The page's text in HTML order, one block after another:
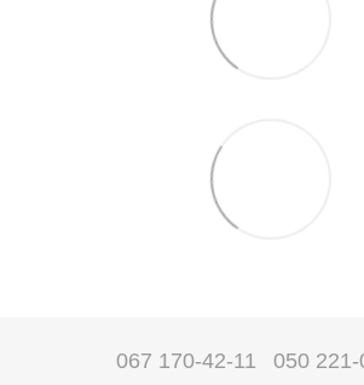
067 170-42-11 050 221-